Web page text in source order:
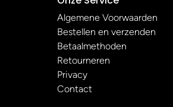
Algemene Voorwaarden
Bestellen en verzenden
Betaalmethoden
Retourneren
Privacy
Contact